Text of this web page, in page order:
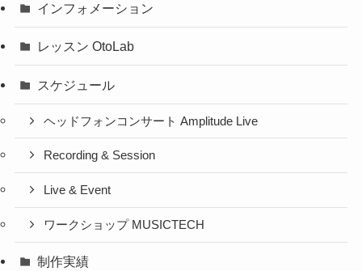
インフォメーション
レッスン OtoLab
スケジュール
ヘッドフォンコンサート Amplitude Live
Recording & Session
Live & Event
ワークショップ MUSICTECH
制作実績